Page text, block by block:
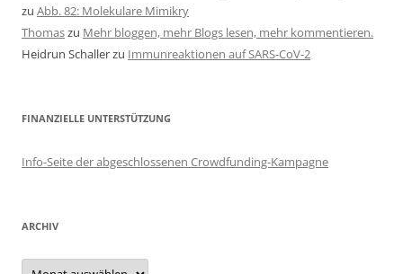
zu Abb. 82: Molekulare Mimikry
Thomaszu Mehr bloggen, mehr Blogs lesen, mehr kommentieren.
Heidrun Schallerzu Immunreaktionen auf SARS-CoV-2
FINANZIELLE UNTERSTÜTZUNG
Info-Seite der abgeschlossenen Crowdfunding-Kampagne
ARCHIV
Archiv